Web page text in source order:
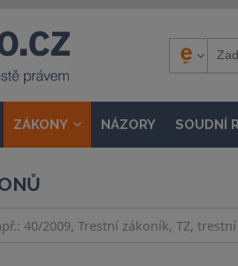
ZÁKONY NÁZORY SOUDNÍ